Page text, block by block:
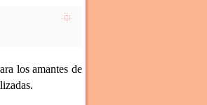
los amantes de